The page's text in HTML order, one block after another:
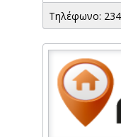
Τηλέφωνο: